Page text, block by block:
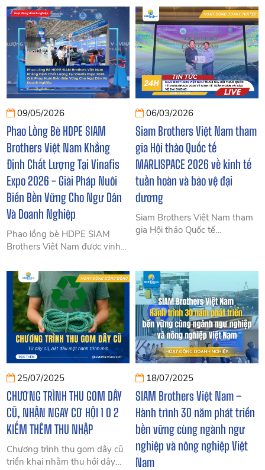
nông nghiệp công nghệ cao
bền vững.
phục hồi tích cực với mức giảm
lỗ 92% cùng các quyết định bổ
nhiệm nhân sự lãnh đạo mới
cho giai đoạn phát triển tiếp
theo.
09/05/2026
Phao Lồng Bè HDPE SIAM
Brothers Việt Nam Khẳng
Định Chất Lượng Tại Vinafis
Expo 2026 - Giải Pháp Nuôi
Biển Bền Vững Cho Ngư Dân
Và Doanh Nghiệp
Phao lồng bè HDPE SIAM
Brothers Việt Nam được vinh
với độ bền vượt trội, chống
chịu sóng gió tốt, giúp tối ưu
chi phí vận hành và phát triển
mô hình nuôi biển bền vững.
06/03/2026
Siam Brothers Việt Nam tham
gia Hội thảo Quốc tế
MARLISPACE 2026 về kinh tế
tuần hoàn và bảo vệ đại
dương
Siam Brothers Việt Nam tham
gia Hội thảo Quốc tế
đẩy kinh tế tuần hoàn trong
ngành thủy sản.
25/07/2025
CHƯƠNG TRÌNH THU GOM DÂY
CŨ, NHẬN NGAY CƠ HỘI 1 0 2
KIẾM THÊM THU NHẬP
Chương trình thu gom dây cũ
triển khai nhằm thu hồi dây
18/07/2025
SIAM Brothers Việt Nam –
Hành trình 30 năm phát triển
bền vững cùng ngành ngư
nghiệp và nông nghiệp Việt
Nam